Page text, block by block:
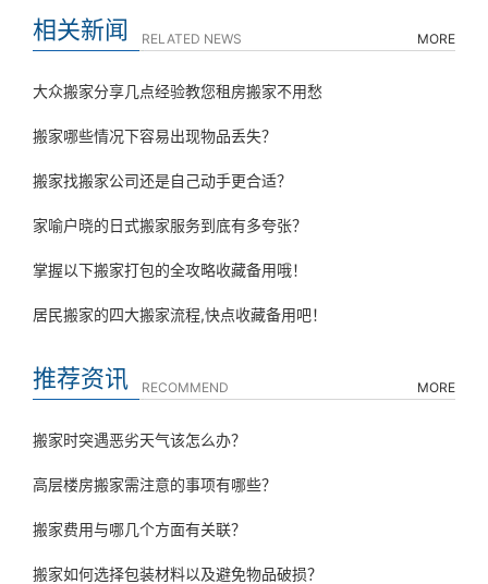
相关新闻 RELATED NEWS MORE
大众搬家分享几点经验教您租房搬家不用愁
搬家哪些情况下容易出现物品丢失？
搬家找搬家公司还是自己动手更合适？
家喻户晓的日式搬家服务到底有多夸张？
掌握以下搬家打包的全攻略收藏备用哦！
居民搬家的四大搬家流程,快点收藏备用吧！
推荐资讯 RECOMMEND MORE
搬家时突遇恶劣天气该怎么办？
高层楼房搬家需注意的事项有哪些？
搬家费用与哪几个方面有关联？
搬家如何选择包装材料以及避免物品破损？